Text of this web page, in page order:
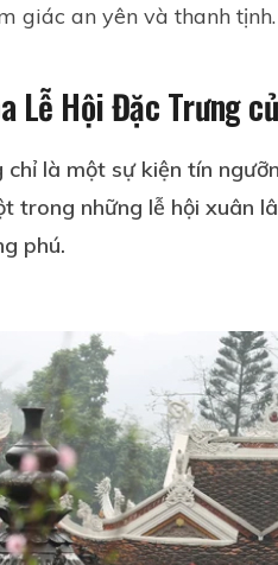
giác an yên và thanh tịnh.
Lễ Hội Đặc Trưng
chỉ là một sự kiện tín
trong những lễ hội xuân
phú.